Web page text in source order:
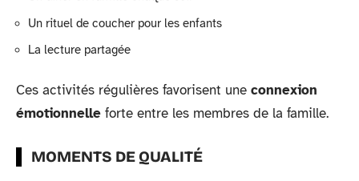
Un rituel de coucher pour les enfants
La lecture partagée
Ces activités régulières favorisent une connexion
émotionnelle forte entre les membres de la famille.
MOMENTS DE QUALITÉ